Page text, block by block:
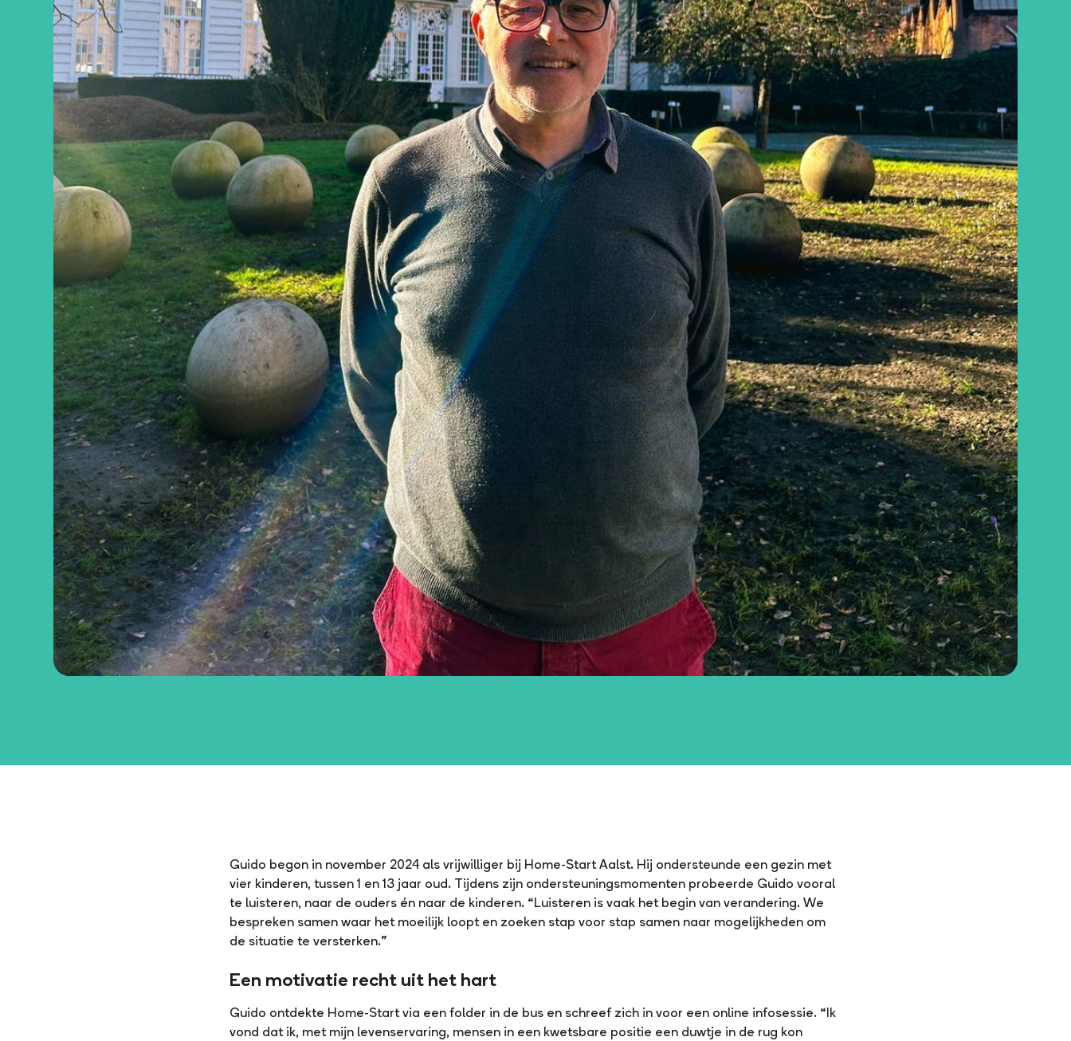
Guido begon in november 2024 als vrijwilliger bij Home-Start Aalst. Hij ondersteunde een gezin met
vier kinderen, tussen 1 en 13 jaar oud. Tijdens zijn ondersteuningsmomenten probeerde Guido vooral
te luisteren, naar de ouders én naar de kinderen. “Luisteren is vaak het begin van verandering. We
bespreken samen waar het moeilijk loopt en zoeken stap voor stap samen naar mogelijkheden om
de situatie te versterken.”
Een motivatie recht uit het hart
Guido ontdekte Home-Start via een folder in de bus en schreef zich in voor een online infosessie. “Ik
vond dat ik, met mijn levenservaring, mensen in een kwetsbare positie een duwtje in de rug kon